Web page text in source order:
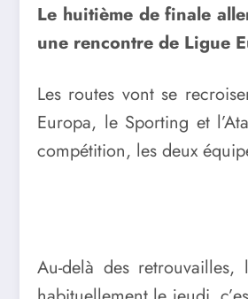
Le huitième de finale
une rencontre de Ligue
Les routes vont se
Europa, le Sporting et
compétition, les deux
Au-delà des